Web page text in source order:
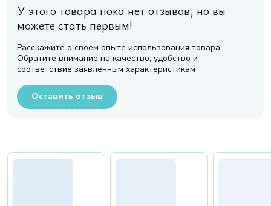
У этого товара пока нет отзывов, но вы
можете стать первым!
Расскажите о своем опыте использования товара.
Обратите внимание на качество, удобство и
соответствие заявленным характеристикам
Оставить отзыв